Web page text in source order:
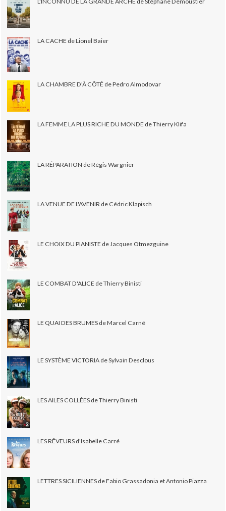
LA CACHE de Lionel Baier
LA CHAMBRE D'À CÔTÉ de Pedro Almodovar
LA FEMME LA PLUS RICHE DU MONDE de Thierry Klifa
LA RÉPARATION de Régis Wargnier
LA VENUE DE L'AVENIR de Cédric Klapisch
LE CHOIX DU PIANISTE de Jacques Otmezguine
LE COMBAT D'ALICE de Thierry Binisti
LE QUAI DES BRUMES de Marcel Carné
LE SYSTÈME VICTORIA de Sylvain Desclous
LES AILES COLLÉES de Thierry Binisti
LES RÊVEURS d'Isabelle Carré
LETTRES SICILIENNES de Fabio Grassadonia et Antonio Piazza